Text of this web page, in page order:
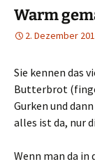
Warm
2. Dezember
Sie kennen das
Butterbrot
Gurken und
alles ist da, nur
Wenn man da in